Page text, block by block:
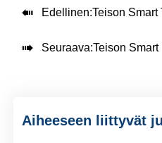
 Edellinen:Teison Smart Twins Dual
 Seuraava:Teison Smart Mini EV
Aiheeseen liittyvät